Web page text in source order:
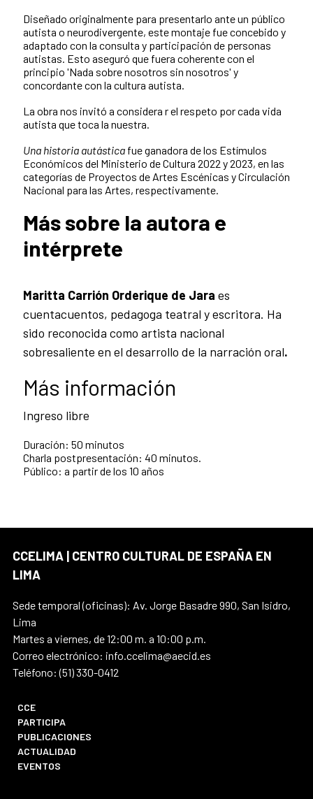
Diseñado originalmente para presentarlo ante un público
autista o neurodivergente, este montaje fue concebido y
adaptado con la consulta y participación de personas
autistas. Esto aseguró que fuera coherente con el
principio 'Nada sobre nosotros sin nosotros' y
concordante con la cultura autista.
La obra nos invitó a considera r el respeto por cada vida
autista que toca la nuestra.
Una historia autástica fue ganadora de los Estímulos
Económicos del Ministerio de Cultura 2022 y 2023, en las
categorías de Proyectos de Artes Escénicas y Circulación
Nacional para las Artes, respectivamente.
Más sobre la autora e
intérprete
Maritta Carrión Orderique de Jara es
cuentacuentos, pedagoga teatral y escritora. Ha
sido reconocida como artista nacional
sobresaliente en el desarrollo de la narración oral.
Más información
Ingreso libre
Duración: 50 minutos
Charla postpresentación: 40 minutos.
Público: a partir de los 10 años
CCELIMA | CENTRO CULTURAL DE ESPAÑA EN
LIMA
Sede temporal (oficinas): Av. Jorge Basadre 990, San Isidro,
Lima
Martes a viernes, de 12:00 m. a 10:00 p.m.
Correo electrónico: info.ccelima@aecid.es
Teléfono: (51) 330-0412
CCE
PARTICIPA
PUBLICACIONES
ACTUALIDAD
EVENTOS